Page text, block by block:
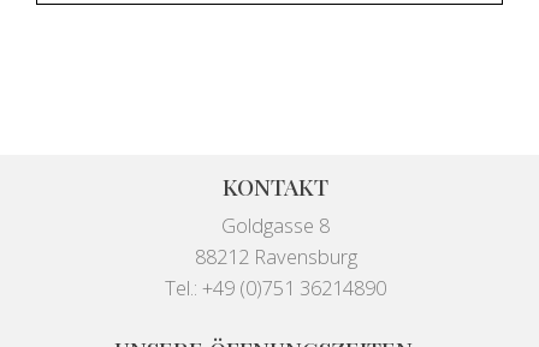
KONTAKT
Goldgasse 8
88212 Ravensburg
Tel.: +49 (0)751 36214890